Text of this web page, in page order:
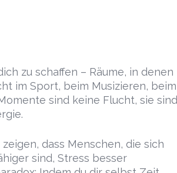
zu schaffen – Räume, in denen
im Sport, beim Musizieren, beim
sind keine Flucht, sie sind
zeigen, dass Menschen, die sich
sind, Stress besser